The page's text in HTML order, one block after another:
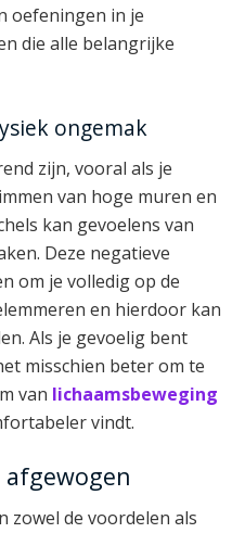
oefeningen in je
die alle belangrijke
ongemak
zijn, vooral als je
van hoge muren en
kan gevoelens van
Deze negatieve
om je volledig op de
en hierdoor kan
Als je gevoelig bent
misschien beter om te
van lichaamsbeweging
vindt.
afgewogen
zowel de voordelen als